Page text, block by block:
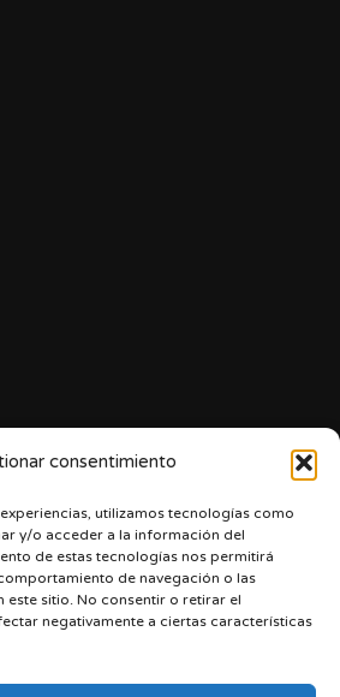
consentimiento
utilizamos tecnologías como
y/o acceder a la información del
de estas tecnologías nos permitirá
de navegación o las
este sitio. No consentir o retirar el
negativamente a ciertas características